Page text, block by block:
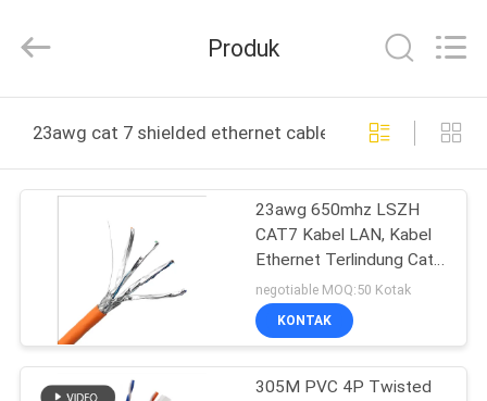
PRODUK
TENTANG
KAMI
Industry
Rights
Produk
23awg cat 7 shielded ethernet cable pembuatan online
23awg 650mhz LSZH
CAT7 Kabel LAN, Kabel
Ethernet Terlindung Cat
7
negotiable MOQ:50 Kotak
KONTAK
305M PVC 4P Twisted